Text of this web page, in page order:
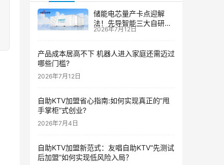
储能电芯量产卡点迎解
法！先导智能三大自研技
术攻克大尺寸制芯难题
2026年7月12日
产品成本居高不下 机器人进入家庭还需迈过
哪些门槛?
2026年7月12日
自助KTV加盟省心指南:如何实现真正的”甩
手掌柜”式创业?
2026年7月4日
自助KTV加盟新范式：友唱自助KTV“先测试
后加盟”如何实现低风险入局？